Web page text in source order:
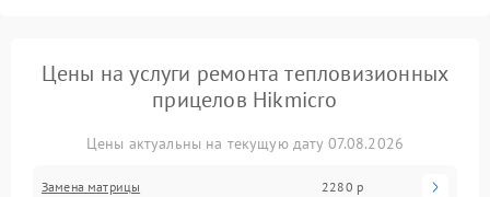
Цены на услуги ремонта тепловизионных
прицелов Hikmicro
Цены актуальны на текущую дату 07.08.2026
Замена матрицы 2280 р